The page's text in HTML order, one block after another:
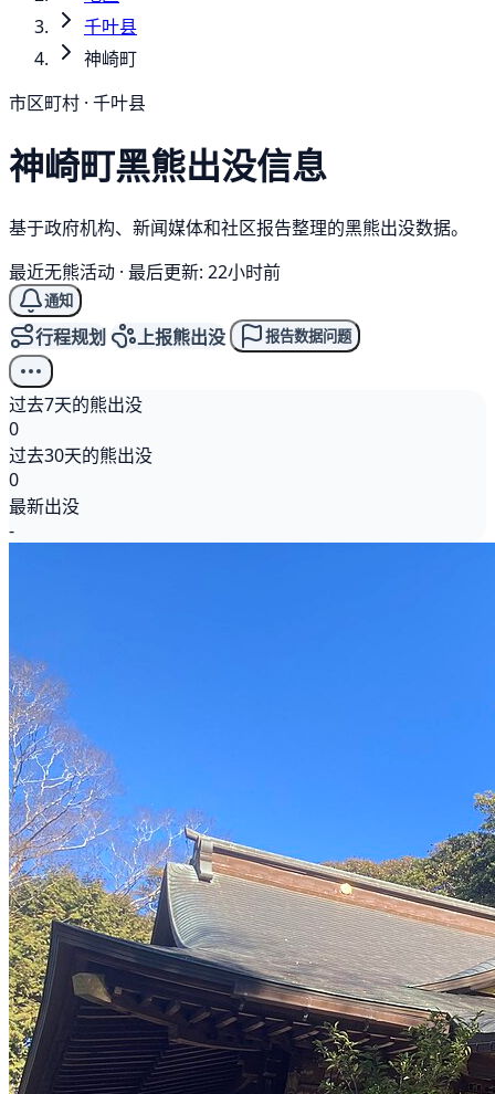
千叶县
神崎町
市区町村 · 千叶县
神崎町黑熊出没信息
基于政府机构、新闻媒体和社区报告整理的黑熊出没数据。
最近无熊活动 · 最后更新: 22小时前
通知
行程规划 上报熊出没 报告数据问题
过去7天的熊出没
0
过去30天的熊出没
0
最新出没
-